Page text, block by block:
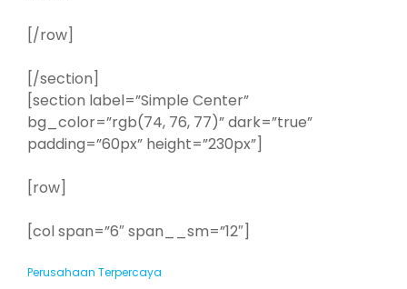
[/row]
[/section]
[section label=”Simple Center”
bg_color=”rgb(74, 76, 77)” dark=”true”
padding=”60px” height=”230px”]
[row]
[col span=”6″ span__sm=”12″]
Perusahaan Terpercaya